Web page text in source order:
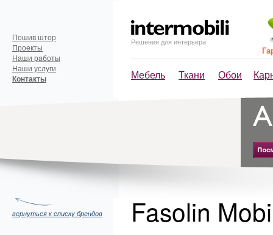
Решения для интерьера
Мебель Ткани Обои
Пошив штор
Проекты
Наши работы
Наши услуги
Контакты
вернуться к списку брендов Fasolin